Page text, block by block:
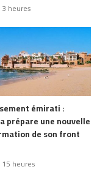
3 heures
émirati :
prépare une nouvelle
de son front
15 heures